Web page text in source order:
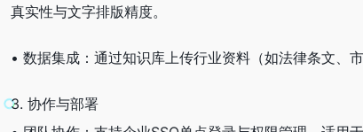
真实性与文字排版精度。
• 数据集成：通过知识库上传行业资料（如法律条文、
3. 协作与部署